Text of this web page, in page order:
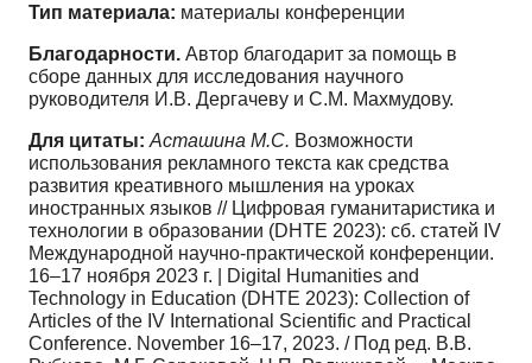
Тип материала: материалы конференции
Благодарности. Автор благодарит за помощь в
сборе данных для исследования научного
руководителя И.В. Дергачеву и С.М. Махмудову.
Для цитаты: Асташина М.C. Возможности
использования рекламного текста как средства
развития креативного мышления на уроках
иностранных языков // Цифровая гуманитаристика и
технологии в образовании (DHTE 2023): сб. статей IV
Международной научно-практической конференции.
16–17 ноября 2023 г. | Digital Humanities and
Technology in Education (DHTE 2023): Сollection of
Articles of the IV International Scientific and Practical
Conference. November 16–17, 2023. / Под ред. В.В.